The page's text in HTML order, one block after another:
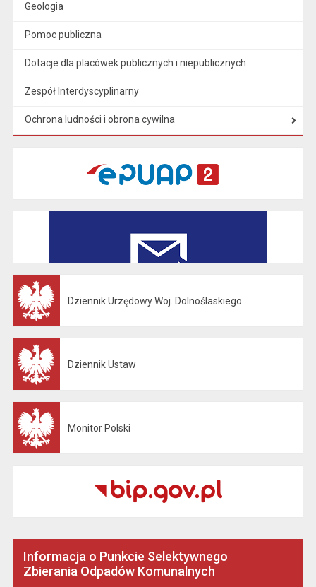
Geologia
Pomoc publiczna
Dotacje dla placówek publicznych i niepublicznych
Zespół Interdyscyplinarny
Ochrona ludności i obrona cywilna
Dziennik Urzędowy Woj. Dolnoślaskiego
Dziennik Ustaw
Monitor Polski
Informacja o Punkcie Selektywnego
Zbierania Odpadów Komunalnych